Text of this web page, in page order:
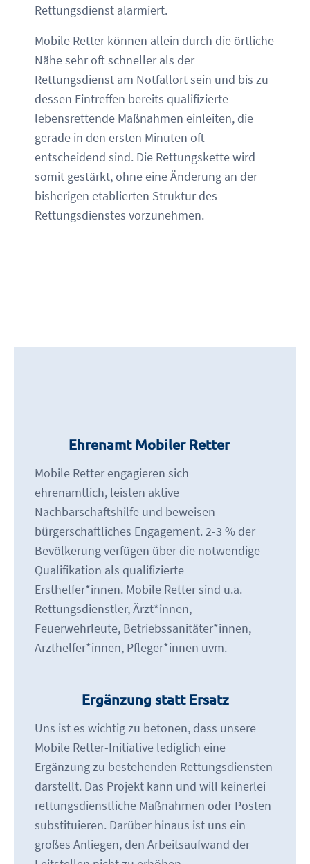
Rettungsdienst alarmiert.
Mobile Retter können allein durch die örtliche
Nähe sehr oft schneller als der
Rettungsdienst am Notfallort sein und bis zu
dessen Eintreffen bereits qualifizierte
lebensrettende Maßnahmen einleiten, die
gerade in den ersten Minuten oft
entscheidend sind. Die Rettungskette wird
somit gestärkt, ohne eine Änderung an der
bisherigen etablierten Struktur des
Rettungsdienstes vorzunehmen.
Ehrenamt Mobiler Retter
Mobile Retter engagieren sich
ehrenamtlich, leisten aktive
Nachbarschaftshilfe und beweisen
bürgerschaftliches Engagement. 2-3 % der
Bevölkerung verfügen über die notwendige
Qualifikation als qualifizierte
Ersthelfer*innen. Mobile Retter sind u.a.
Rettungsdienstler, Ärzt*innen,
Feuerwehrleute, Betriebssanitäter*innen,
Arzthelfer*innen, Pfleger*innen uvm.
Ergänzung statt Ersatz
Uns ist es wichtig zu betonen, dass unsere
Mobile Retter-Initiative lediglich eine
Ergänzung zu bestehenden Rettungsdiensten
darstellt. Das Projekt kann und will keinerlei
rettungsdienstliche Maßnahmen oder Posten
substituieren. Darüber hinaus ist uns ein
großes Anliegen, den Arbeitsaufwand der